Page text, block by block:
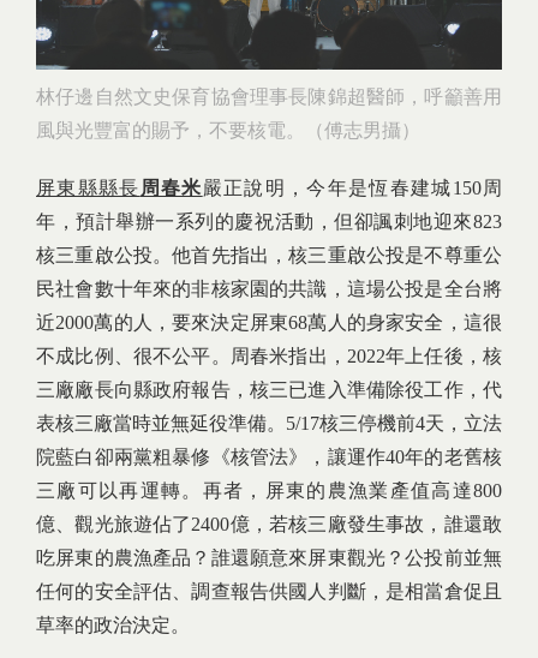
林仔邊自然文史保育協會理事長陳錦超醫師，呼籲善用
風與光豐富的賜予，不要核電。（傅志男攝）
屏東縣縣長 周春米嚴正說明，今年是恆春建城150周
年，預計舉辦一系列的慶祝活動，但卻諷刺地迎來823
核三重啟公投。他首先指出，核三重啟公投是不尊重公
民社會數十年來的非核家園的共識，這場公投是全台將
近2000萬的人，要來決定屏東68萬人的身家安全，這很
不成比例、很不公平。周春米指出，2022年上任後，核
三廠廠長向縣政府報告，核三已進入準備除役工作，代
表核三廠當時並無延役準備。5/17核三停機前4天，立法
院藍白卻兩黨粗暴修《核管法》，讓運作40年的老舊核
三廠可以再運轉。再者，屏東的農漁業產值高達800
億、觀光旅遊佔了2400億，若核三廠發生事故，誰還敢
吃屏東的農漁產品？誰還願意來屏東觀光？公投前並無
任何的安全評估、調查報告供國人判斷，是相當倉促且
草率的政治決定。